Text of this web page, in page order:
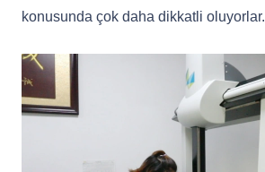
konusunda çok daha dikkatli oluyorlar.